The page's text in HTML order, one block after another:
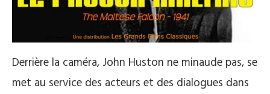
Derrière la caméra, John Huston ne minaude pas, se
met au service des acteurs et des dialogues dans